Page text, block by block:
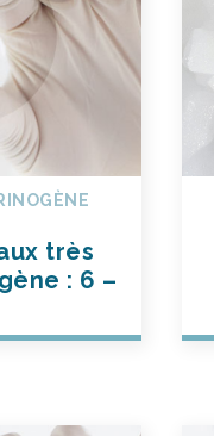
très
: 6 –